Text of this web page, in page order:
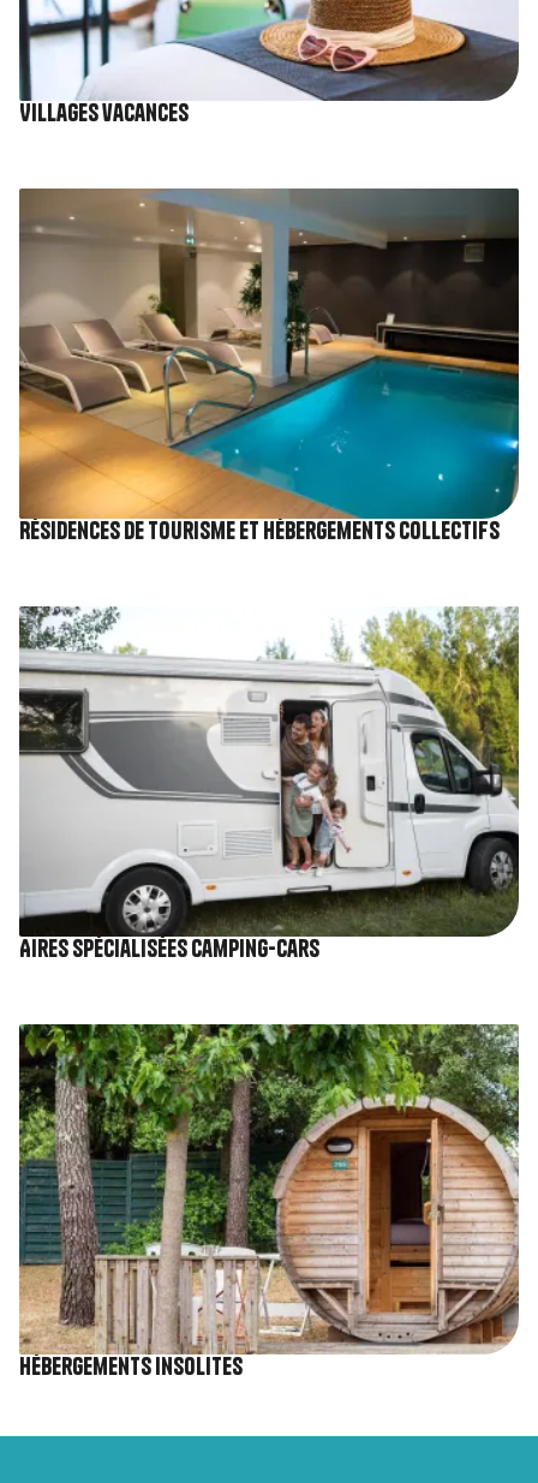
Villages vacances
Image
Résidences de tourisme et Hébergements collectifs
Image
Aires spécialisées camping-cars
Image
Hébergements insolites